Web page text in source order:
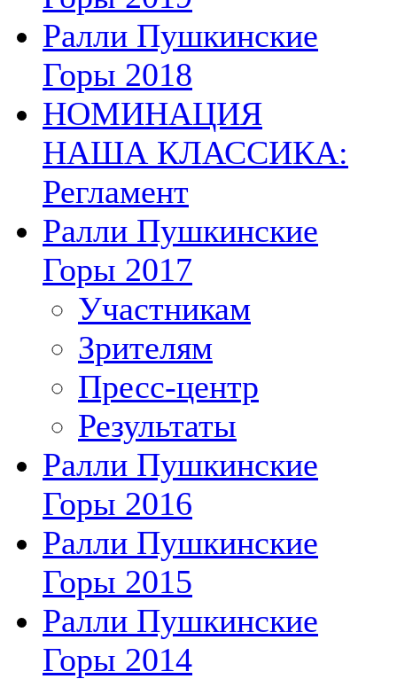
Ралли Пушкинские
Горы 2018
НОМИНАЦИЯ
НАША КЛАССИКА:
Регламент
Ралли Пушкинские
Горы 2017
Участникам
Зрителям
Пресс-центр
Результаты
Ралли Пушкинские
Горы 2016
Ралли Пушкинские
Горы 2015
Ралли Пушкинские
Горы 2014